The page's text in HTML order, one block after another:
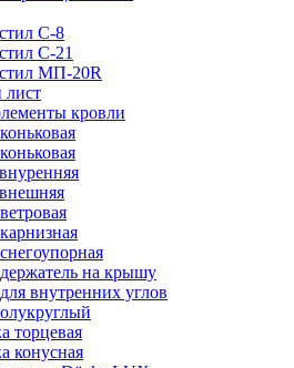
С-8
С-21
МП-20R
лист
кровли
на крышу
внутренних углов
торцевая
конусная